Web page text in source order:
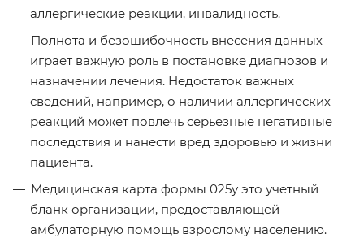
аллергические реакции, инвалидность.
Полнота и безошибочность внесения данных
играет важную роль в постановке диагнозов и
назначении лечения. Недостаток важных
сведений, например, о наличии аллергических
реакций может повлечь серьезные негативные
последствия и нанести вред здоровью и жизни
пациента.
Медицинская карта формы 025у это учетный
бланк организации, предоставляющей
амбулаторную помощь взрослому населению.